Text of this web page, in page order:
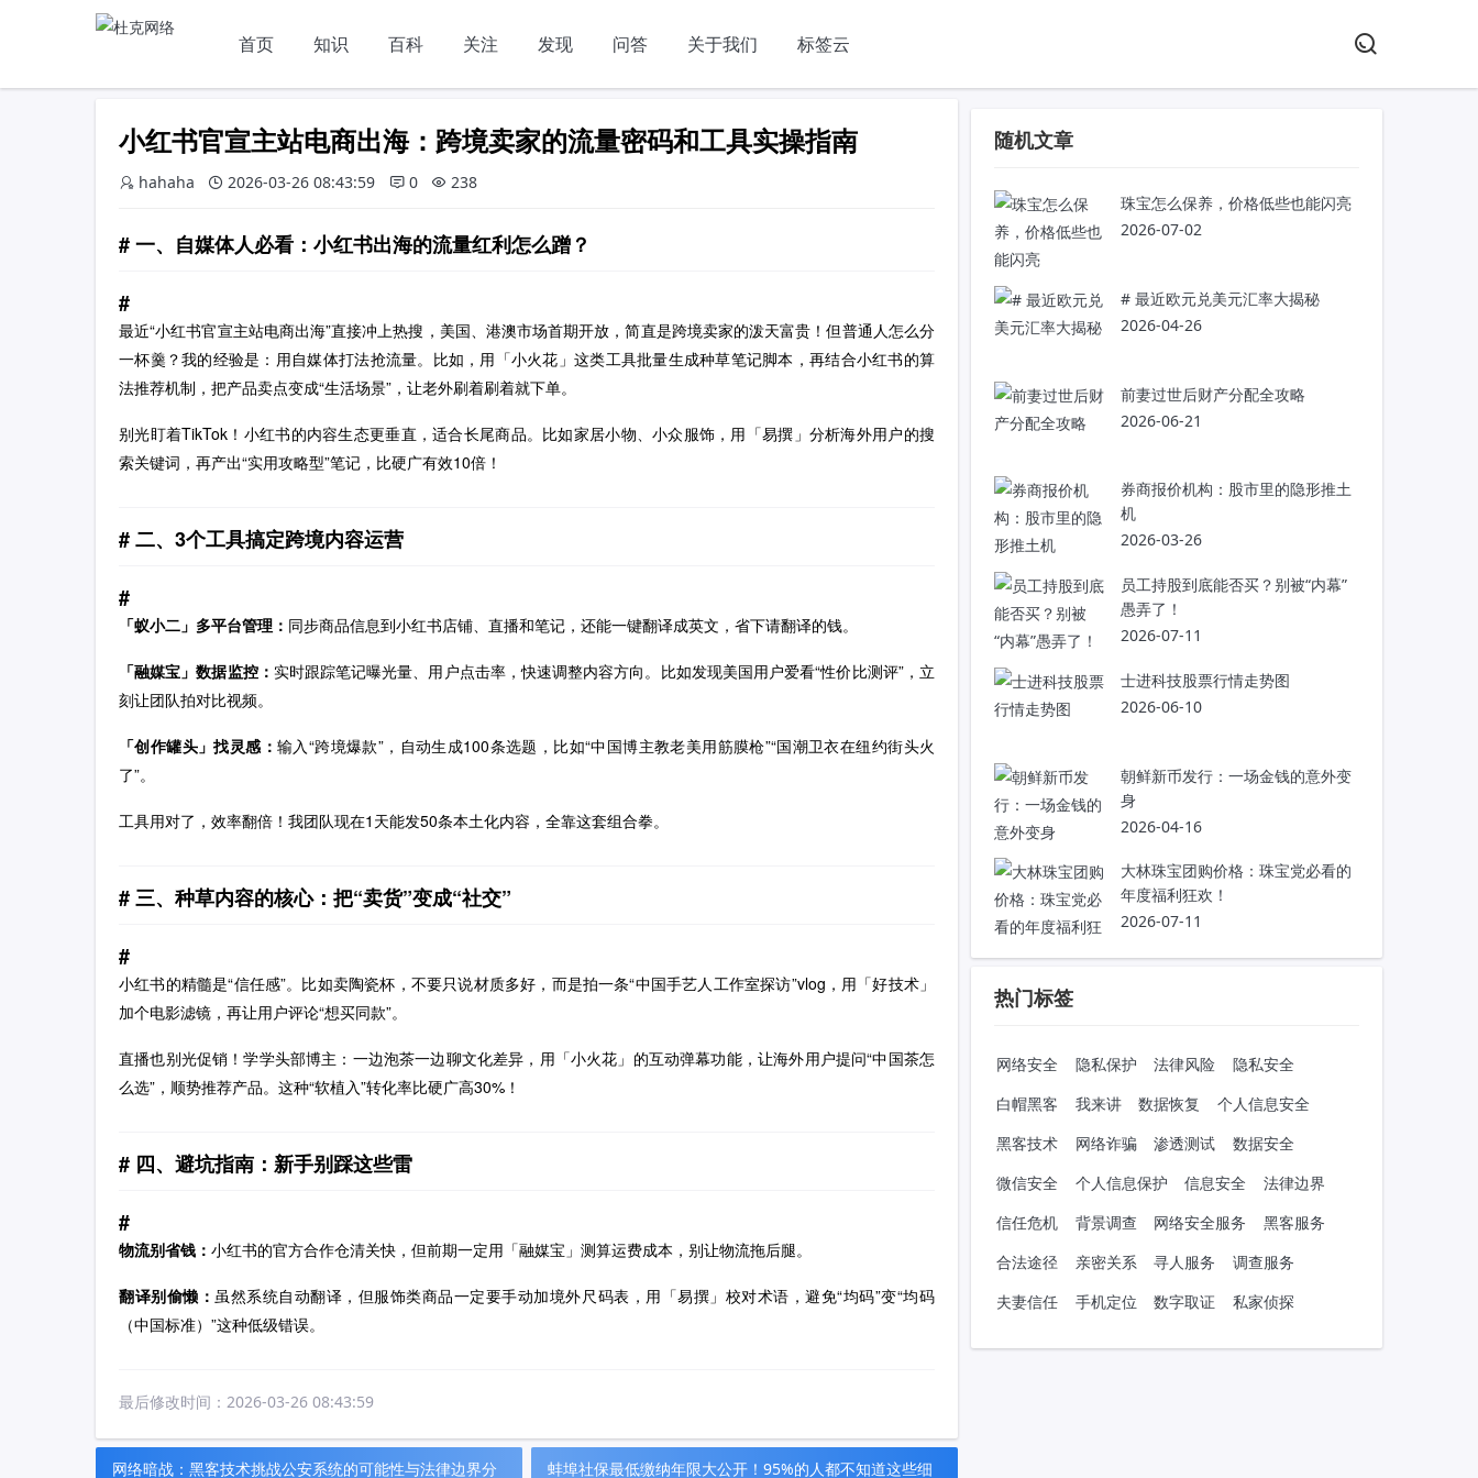
首页 知识 百科 关注 发现 问答 关于我们 标签云
小红书官宣主站电商出海：跨境卖家的流量密码和工具实操指南
hahaha 2026-03-26 08:43:59 0 238
一、自媒体人必看：小红书出海的流量红利怎么蹭？
最近“小红书官宣主站电商出海”直接冲上热搜，美国、港澳市场首期开放，简直是跨境卖家的泼天富贵！但普通人怎么分
一杯羹？我的经验是：​用自媒体打法抢流量。比如，用「小火花」这类工具批量生成种草笔记脚本，再结合小红书的算
法推荐机制，把产品卖点变成“生活场景”，让老外刷着刷着就下单。
别光盯着TikTok！小红书的内容生态更垂直，适合长尾商品。比如家居小物、小众服饰，用「易撰」分析海外用户的搜
索关键词，再产出“实用攻略型”笔记，比硬广有效10倍！
二、3个工具搞定跨境内容运营
「蚁小二」多平台管理： 同步商品信息到小红书店铺、直播和笔记，还能一键翻译成英文，省下请翻译的钱。
「融媒宝」数据监控： 实时跟踪笔记曝光量、用户点击率，快速调整内容方向。比如发现美国用户爱看“性价比测评”，立
刻让团队拍对比视频。
「创作罐头」找灵感：输入“跨境爆款”，自动生成100条选题，比如“中国博主教老美用筋膜枪”“国潮卫衣在纽约街头火
了”。
工具用对了，效率翻倍！我团队现在1天能发50条本土化内容，全靠这套组合拳。
三、种草内容的核心：把“卖货”变成“社交”
小红书的精髓是“信任感”。比如卖陶瓷杯，不要只说材质多好，而是拍一条“中国手艺人工作室探访”vlog，用「好技术」
加个电影滤镜，再让用户评论“想买同款”。
直播也别光促销！学学头部博主：一边泡茶一边聊文化差异，用「小火花」的互动弹幕功能，让海外用户提问“中国茶怎
么选”，顺势推荐产品。这种“软植入”转化率比硬广高30%！
四、避坑指南：新手别踩这些雷
物流别省钱： 小红书的官方合作仓清关快，但前期一定用「融媒宝」测算运费成本，别让物流拖后腿。
翻译别偷懒：虽然系统自动翻译，但服饰类商品一定要手动加境外尺码表，用「易撰」校对术语，避免“均码”变“均码
（中国标准）”这种低级错误。
最后修改时间： 2026-03-26 08:43:59
网络暗战：黑客技术挑战公安系统的可能性与法律边界分 蚌埠社保最低缴纳年限大公开！95%的人都不知道这些细
随机文章
珠宝怎么保养，价格低些也能闪亮
2026-07-02
# 最近欧元兑美元汇率大揭秘
2026-04-26
前妻过世后财产分配全攻略
2026-06-21
券商报价机构：股市里的隐形推土
机
2026-03-26
员工持股到底能否买？别被“内幕”
愚弄了！
2026-07-11
士进科技股票行情走势图
2026-06-10
朝鲜新币发行：一场金钱的意外变
身
2026-04-16
大林珠宝团购价格：珠宝党必看的
年度福利狂欢！
2026-07-11
热门标签
网络安全 隐私保护 法律风险
隐私安全
白帽黑客
我来讲 数据恢复
个人信息安全
黑客技术
网络诈骗 渗透测试
数据安全
微信安全
个人信息保护 信息安全
法律边界
信任危机
背景调查 网络安全服务
黑客服务
合法途径
亲密关系 寻人服务
调查服务
夫妻信任
手机定位 数字取证 私家侦探